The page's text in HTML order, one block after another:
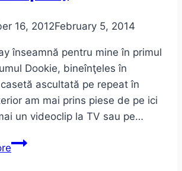
16, 2012February 5, 2014
înseamnă pentru mine în primul
Dookie, bineînţeles în
ascultată pe repeat în
am mai prins piese de pe ici
un videoclip la TV sau pe…
Piesa